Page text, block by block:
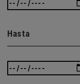
Hasta